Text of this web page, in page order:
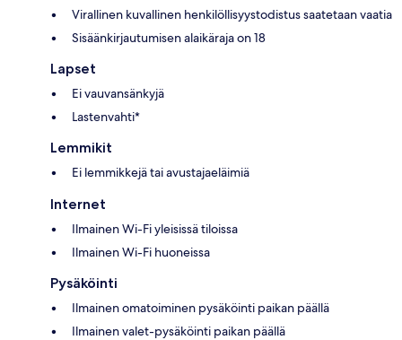
Virallinen kuvallinen henkilöllisyystodistus saatetaan vaatia
Sisäänkirjautumisen alaikäraja on 18
Lapset
Ei vauvansänkyjä
Lastenvahti*
Lemmikit
Ei lemmikkejä tai avustajaeläimiä
Internet
Ilmainen Wi-Fi yleisissä tiloissa
Ilmainen Wi-Fi huoneissa
Pysäköinti
Ilmainen omatoiminen pysäköinti paikan päällä
Ilmainen valet-pysäköinti paikan päällä